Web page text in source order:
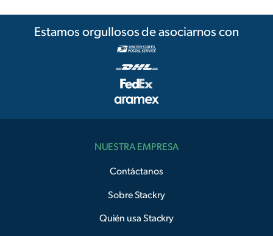
Estamos orgullosos de asociarnos con
NUESTRA EMPRESA
Contáctanos
Sobre Stackry
Quién usa Stackry